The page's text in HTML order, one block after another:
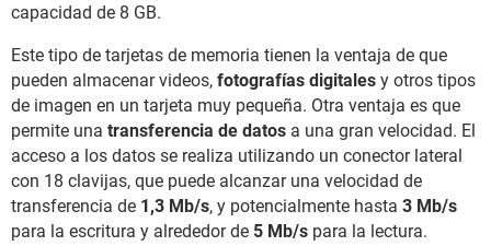
capacidad de 8 GB.
Este tipo de tarjetas de memoria tienen la ventaja de que
pueden almacenar videos, fotografías digitales y otros tipos
de imagen en un tarjeta muy pequeña. Otra ventaja es que
permite una transferencia de datos a una gran velocidad. El
acceso a los datos se realiza utilizando un conector lateral
con 18 clavijas, que puede alcanzar una velocidad de
transferencia de 1,3 Mb/s, y potencialmente hasta 3 Mb/s
para la escritura y alrededor de 5 Mb/s para la lectura.